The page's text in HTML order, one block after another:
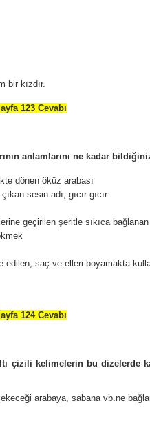
bir kızdır.
123 Cevabı
anlamlarını ne kadar
dönen öküz arabası
sesin adı, gıcır gıcır
geçirilen şeritle sıkıca bağlanan
edilen, saç ve elleri boyamakta
124 Cevabı
çizili kelimelerin bu dizelerde
arabaya, sabana vb.ne